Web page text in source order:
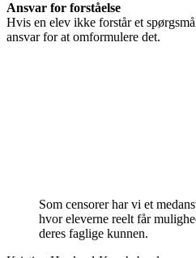
Ansvar for forståelse
Hvis en elev ikke forstår et
ansvar for at omformulere det.
Som censorer har vi et
hvor eleverne reelt får
deres faglige kunnen.